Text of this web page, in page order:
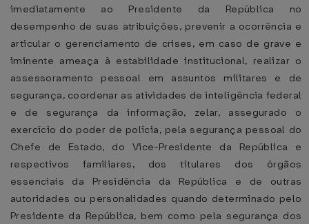
imediatamente ao Presidente da República no
desempenho de suas atribuições, prevenir a ocorrência e
articular o gerenciamento de crises, em caso de grave e
iminente ameaça à estabilidade institucional, realizar o
assessoramento pessoal em assuntos militares e de
segurança, coordenar as atividades de inteligência federal
e de segurança da informação, zelar, assegurado o
exercício do poder de polícia, pela segurança pessoal do
Chefe de Estado, do Vice-Presidente da República e
respectivos familiares, dos titulares dos órgãos
essenciais da Presidência da República e de outras
autoridades ou personalidades quando determinado pelo
Presidente da República, bem como pela segurança dos